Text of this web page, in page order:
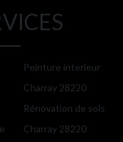
Peinture interieur
Charray 28220
Rénovation de sols
Charray 28220